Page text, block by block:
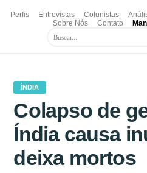
Perfis Entrevistas Colunistas
Sobre Nós
Contato
ÍNDIA
Colapso de
Índia causa
deixa mortos